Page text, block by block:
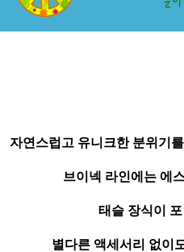
자연스럽고 유니크한 분위기
브이넥 라인에는 에
태슬 장식이
별다른 액세서리 없이